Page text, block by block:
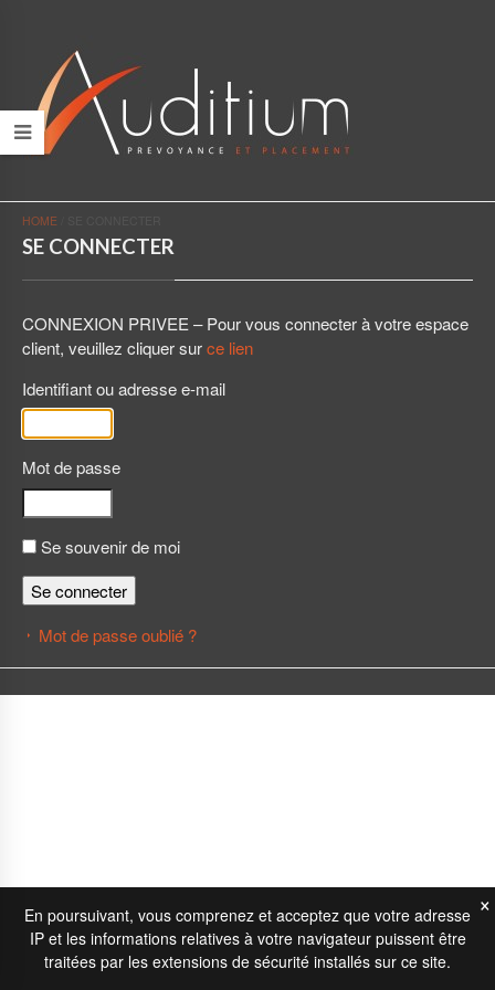
HOME
SE CONNECTER
CONNEXION PRIVEE – Pour vous connecter à votre espace
client, veuillez cliquer surce lien
Identifiant ou adresse e-mail
Mot de passe
Se souvenir de moi
Se connecter
Mot de passe oublié ?
En poursuivant, vous comprenez et acceptez que votre adresse
IP et les informations relatives à votre navigateur puissent être
traitées par les extensions de sécurité installés sur ce site.
×